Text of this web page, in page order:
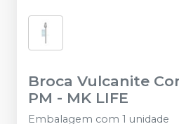
Broca Vulcanite
PM - MK LIFE
Embalagem com 1 unidade